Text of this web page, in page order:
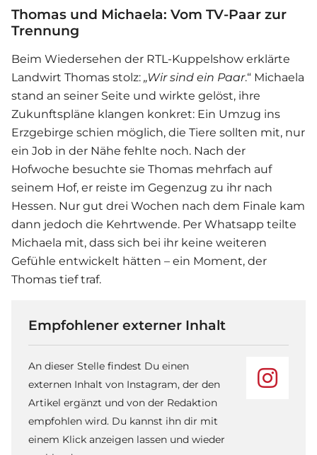
Thomas und Michaela: Vom TV-Paar zur
Trennung
Beim Wiedersehen der RTL-Kuppelshow erklärte
Landwirt Thomas stolz: „Wir sind ein Paar.“ Michaela
stand an seiner Seite und wirkte gelöst, ihre
Zukunftspläne klangen konkret: Ein Umzug ins
Erzgebirge schien möglich, die Tiere sollten mit, nur
ein Job in der Nähe fehlte noch. Nach der
Hofwoche besuchte sie Thomas mehrfach auf
seinem Hof, er reiste im Gegenzug zu ihr nach
Hessen. Nur gut drei Wochen nach dem Finale kam
dann jedoch die Kehrtwende. Per Whatsapp teilte
Michaela mit, dass sich bei ihr keine weiteren
Gefühle entwickelt hätten – ein Moment, der
Thomas tief traf.
Empfohlener externer Inhalt
An dieser Stelle findest Du einen
externen Inhalt von Instagram, der den
Artikel ergänzt und von der Redaktion
empfohlen wird. Du kannst ihn dir mit
einem Klick anzeigen lassen und wieder